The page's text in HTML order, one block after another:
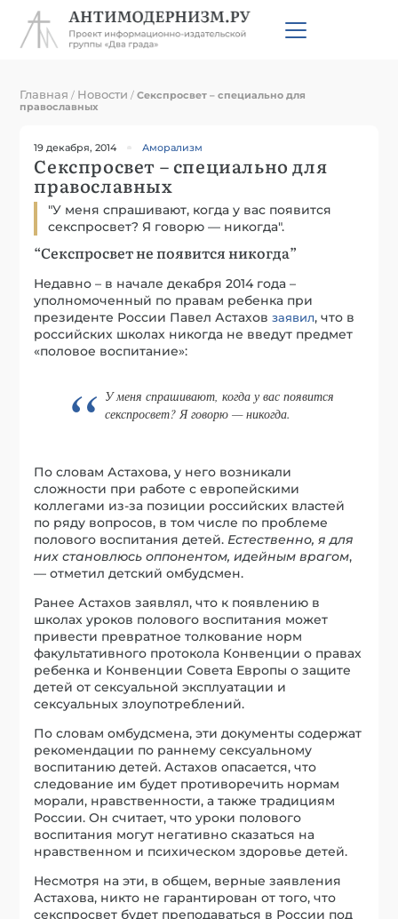
Главная / Новости /Секспросвет – специально для
православных
19 декабря, 2014 Аморализм
Секспросвет – специально для
православных
"У меня спрашивают, когда у вас появится
секспросвет? Я говорю — никогда".
“Секспросвет не появится никогда”
Недавно – в начале декабря 2014 года –
уполномоченный по правам ребенка при
президенте России Павел Астаховзаявил, что в
российских школах никогда не введут предмет
«половое воспитание»:
У меня спрашивают, когда у вас появится
секспросвет? Я говорю — никогда.
По словам Астахова, у него возникали
сложности при работе с европейскими
коллегами из-за позиции российских властей
по ряду вопросов, в том числе по проблеме
полового воспитания детей. Естественно, я для
них становлюсь оппонентом, идейным врагом,
— отметил детский омбудсмен.
Ранее Астахов заявлял, что к появлению в
школах уроков полового воспитания может
привести превратное толкование норм
факультативного протокола Конвенции о правах
ребенка и Конвенции Совета Европы о защите
детей от сексуальной эксплуатации и
сексуальных злоупотреблений.
По словам омбудсмена, эти документы содержат
рекомендации по раннему сексуальному
воспитанию детей. Астахов опасается, что
следование им будет противоречить нормам
морали, нравственности, а также традициям
России. Он считает, что уроки полового
воспитания могут негативно сказаться на
нравственном и психическом здоровье детей.
Несмотря на эти, в общем, верные заявления
Астахова, никто не гарантирован от того, что
секспросвет будет преподаваться в России под